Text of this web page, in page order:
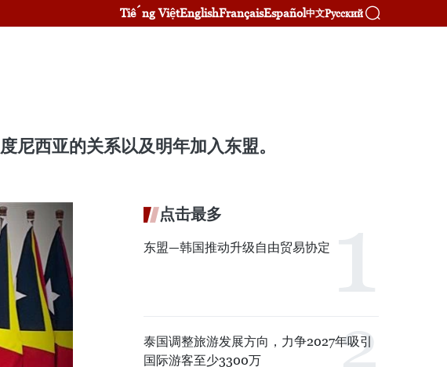
Tiếng ViệtEnglishFrançaisEspañol中文Русский
尼西亚的关系以及明年加入东盟。
点击最多
东盟—韩国推动升级自由贸易协定
泰国调整旅游发展方向，力争2027年吸引
国际游客至少3300万